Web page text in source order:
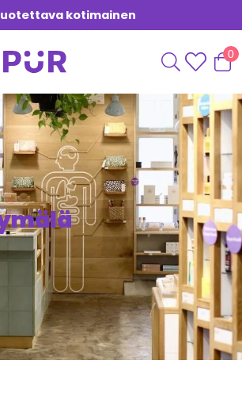
kotimainen
0